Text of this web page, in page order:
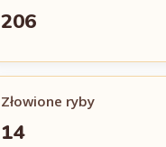
206
Złowione ryby
14